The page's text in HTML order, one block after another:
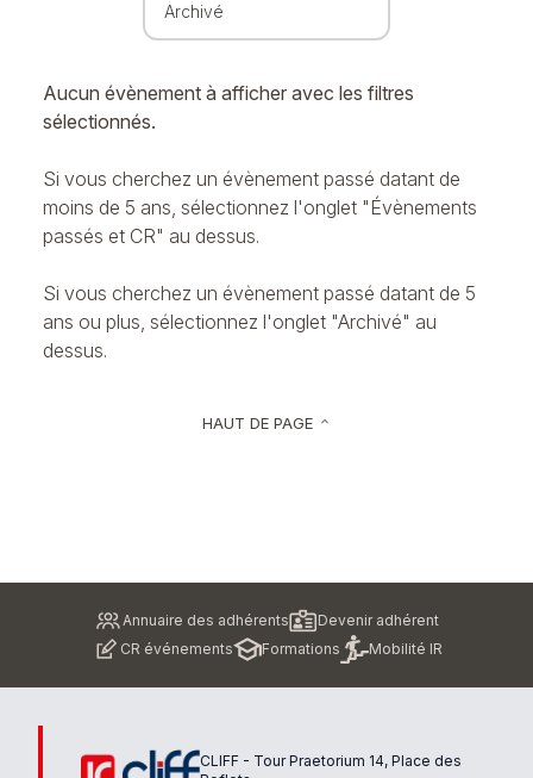
Archivé
Aucun évènement à afficher avec les filtres
sélectionnés.
Si vous cherchez un évènement passé datant de
moins de 5 ans, sélectionnez l'onglet "Évènements
passés et CR" au dessus.
Si vous cherchez un évènement passé datant de 5
ans ou plus, sélectionnez l'onglet "Archivé" au
dessus.
HAUT DE PAGE keyboard_arrow_up
Annuaire des adhérents
Devenir adhérent
CR événements
Formations Mobilité IR
CLIFF - Tour Praetorium 14, Place des